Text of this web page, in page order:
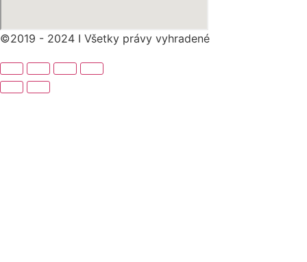
©2019 - 2024 I Všetky právy vyhradené